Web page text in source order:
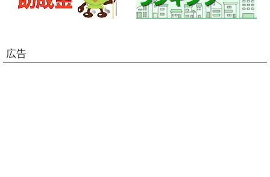
広告